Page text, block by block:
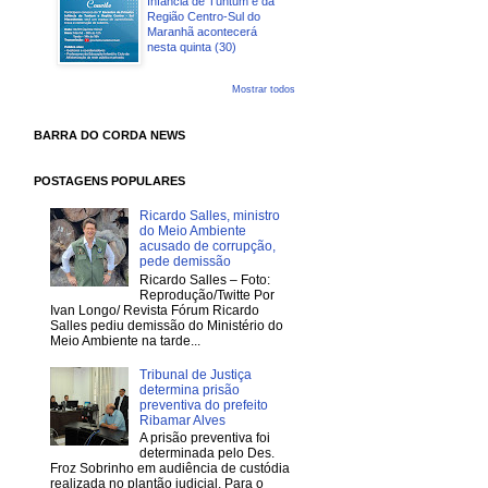
Região Centro-Sul do
Maranhã acontecerá
nesta quinta (30)
Mostrar todos
BARRA DO CORDA NEWS
POSTAGENS POPULARES
Ricardo Salles, ministro
do Meio Ambiente
acusado de corrupção,
pede demissão
Ricardo Salles – Foto:
Reprodução/Twitte Por
Ivan Longo/ Revista Fórum Ricardo
Salles pediu demissão do Ministério do
Meio Ambiente na tarde...
Tribunal de Justiça
determina prisão
preventiva do prefeito
Ribamar Alves
A prisão preventiva foi
determinada pelo Des.
Froz Sobrinho em audiência de custódia
realizada no plantão judicial. Para o